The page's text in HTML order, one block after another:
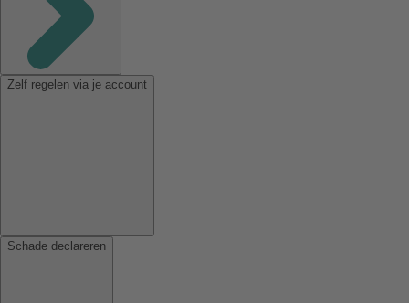
Zelf regelen via je account
Schade declareren